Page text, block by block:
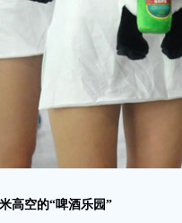
高空的“啤酒乐园”